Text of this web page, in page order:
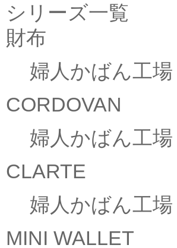
シリーズ一覧
財布
婦人かばん工場
CORDOVAN
婦人かばん工場
CLARTE
婦人かばん工場
MINI WALLET